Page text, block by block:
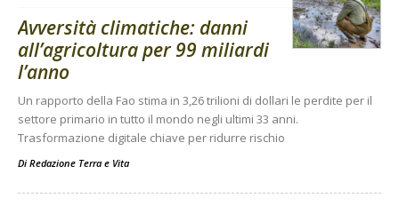
Avversità climatiche: danni
all’agricoltura per 99 miliardi
l’anno
Un rapporto della Fao stima in 3,26 trilioni di dollari le perdite per il
settore primario in tutto il mondo negli ultimi 33 anni.
Trasformazione digitale chiave per ridurre rischio
Di Redazione Terra e Vita